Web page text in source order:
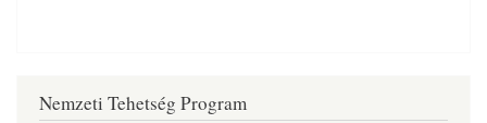
Nemzeti Tehetség Program